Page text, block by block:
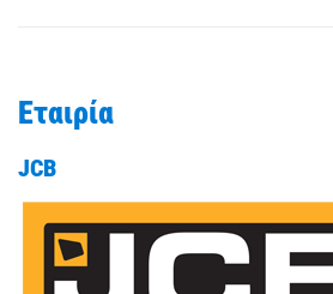
Εταιρία
JCB